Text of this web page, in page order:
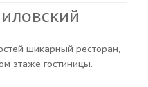
шикарный ресторан,
этаже гостиницы.